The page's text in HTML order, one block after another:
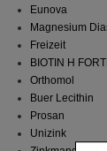
Eunova
Magnesium
Freizeit
BIOTIN H
Orthomol
Buer Lecithin
Prosan
Unizink